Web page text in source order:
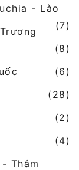
- Lào
(7)
(8)
(6)
(28)
(2)
(4)
Thâm